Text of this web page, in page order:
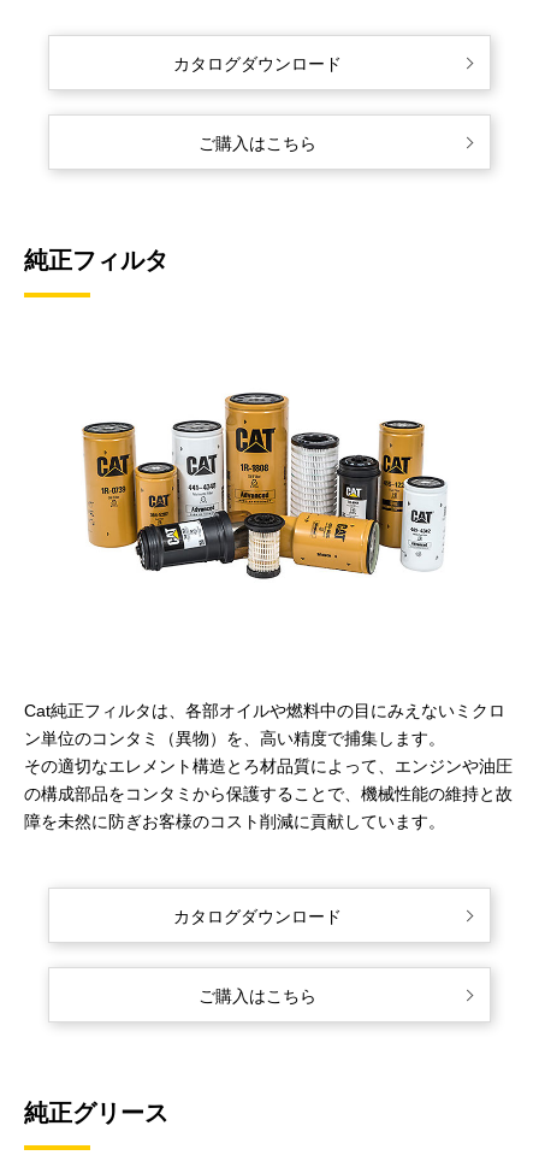
カタログダウンロード
ご購入はこちら
純正フィルタ
Cat純正フィルタは、各部オイルや燃料中の目にみえないミクロ
ン単位のコンタミ（異物）を、高い精度で捕集します。
その適切なエレメント構造とろ材品質によって、エンジンや油圧
の構成部品をコンタミから保護することで、機械性能の維持と故
障を未然に防ぎお客様のコスト削減に貢献しています。
カタログダウンロード
ご購入はこちら
純正グリース